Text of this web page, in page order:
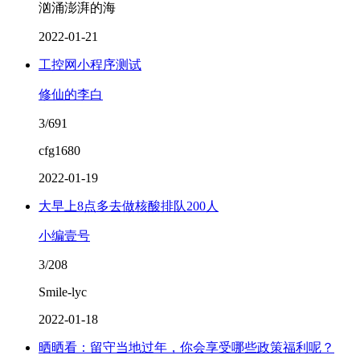
汹涌澎湃的海
2022-01-21
工控网小程序测试
修仙的李白
3/691
cfg1680
2022-01-19
大早上8点多去做核酸排队200人
小编壹号
3/208
Smile-lyc
2022-01-18
晒晒看：留守当地过年，你会享受哪些政策福利呢？